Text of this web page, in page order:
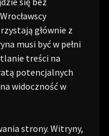
głównie z
musi być w pełni
treści na
potencjalnych
widoczność w
strony. Witryny,